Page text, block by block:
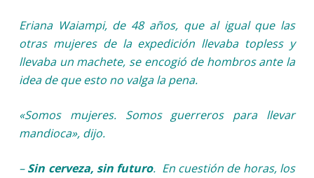
Eriana Waiampi, de 48 años, que al igual que las
otras mujeres de la expedición llevaba topless y
llevaba un machete, se encogió de hombros ante la
idea de que esto no valga la pena.
«Somos mujeres. Somos guerreros para llevar
mandioca», dijo.
–Sin cerveza, sin futuro. En cuestión de horas, los